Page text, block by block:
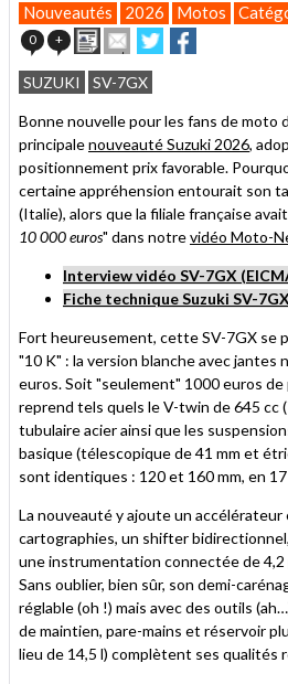
Nouveautés 2026 Motos
0 + ImprimerEnvoyer
cet
article
à
un
ami
Partager
sur
Twitter
sur
SUZUKI SV-7GX
Bonne nouvelle pour les fans de moto
principalenouveauté Suzuki 2026,
positionnement prix favorable.
certaine appréhension entourait son
(Italie), alors que la filiale française
10 000 euros" dans notrevidéo Moto-
Interview vidéo SV-7GX
Fiche technique Suzuki SV-7GX
Fort heureusement, cette SV-7GX se
"10 K" : la version blanche avec jantes
euros. Soit "seulement" 1000 euros de
reprend tels quels le V-twin de 645 cc
tubulaire acier ainsi que les
basique (télescopique de 41 mm et
sont identiques : 120 et 160 mm, en
La nouveauté y ajoute un
cartographies, un shifter
une instrumentation connectée de 4,2
Sans oublier, bien sûr, son demi-
réglable (oh !) mais avec des outils
de maintien, pare-mains et réservoir
lieu de 14,5 l) complètent ses qualités